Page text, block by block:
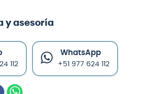
y asesoría
112
WhatsApp
+51 977 624 112